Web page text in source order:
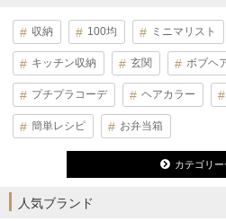
収納 100均 ミニマリスト
キッチン収納 玄関 ボブヘ
プチプラコーデ ヘアカラー
簡単レシピ お弁当箱
カテゴリー
人気ブランド